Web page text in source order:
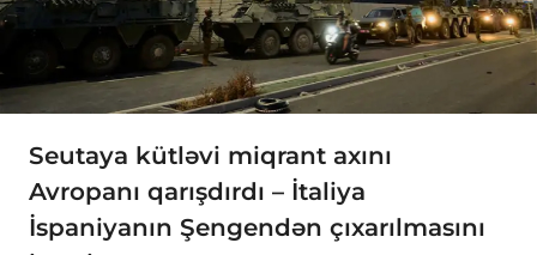
Seutaya kütləvi miqrant axını
Avropanı qarışdırdı – İtaliya
İspaniyanın Şengendən çıxarılmasını